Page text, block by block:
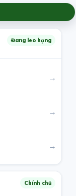
Đang leo hạng
→
→
→
Chính chủ